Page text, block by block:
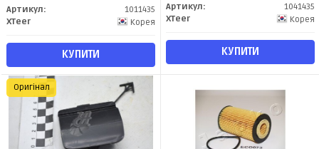
Артикул:
1011435
XTeer
Корея
КУПИТИ
Артикул:
1041435
XTeer
Корея
КУПИТИ
Оригінал